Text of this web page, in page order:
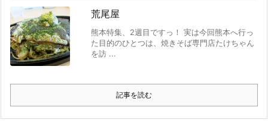
荒尾屋
熊本特集、2週目ですっ！ 実は今回熊本へ行っ
た目的のひとつは、焼きそば専門店たけちゃん
を訪 ...
記事を読む